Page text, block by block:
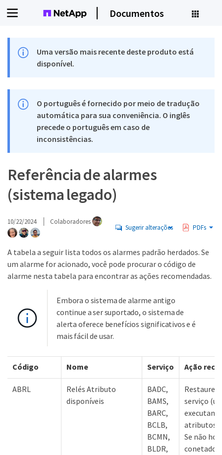
Documentos
Uma versão mais recente deste produto está
disponível.
O português é fornecido por meio de tradução
automática para sua conveniência. O inglês
precede o português em caso de
inconsistências.
Referência de alarmes
(sistema legado)
10/22/2024 Colaboradores
Sugerir alterações PDFs
A tabela a seguir lista todos os alarmes padrão herdados. Se
um alarme for acionado, você pode procurar o código de
alarme nesta tabela para encontrar as ações recomendadas.
Embora o sistema de alarme antigo
continue a ser suportado, o sistema de
alerta oferece benefícios significativos e é
mais fácil de usar.
Código Nome Serviço Ação
ABRL
Relés Atributo
disponíveis
BADC,
BAMS,
BARC,
BCLB,
BCMN,
BLDR,
Restaure
serviço
atributos
Se não